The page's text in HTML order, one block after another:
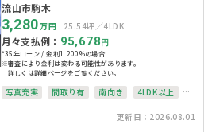
流山市駒木
3,280万円 25.54坪 4LDK
月々支払例： 95,678 円
*35年ローン / 金利1.200%の場合
※審査により金利は変わる可能性があります。
詳しくは詳細ページをご覧ください。
写真充実 間取り有 南向き
4LDK以上
更新日：2026.08.01